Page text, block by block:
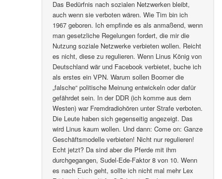
Das Bedürfnis nach sozialen Netzwerken bleibt,
auch wenn sie verboten wären. Wie Tim bin ich
1967 geboren. Ich empfinde es als anmaßend, wenn
man gesetzliche Regelungen fordert, die mir die
Nutzung soziale Netzwerke verbieten wollen. Reicht
es nicht, diese zu regulieren. Wenn Linus König von
Deutschland wär und Facebook verbietet, buche ich
als erstes ein VPN. Warum sollen Boomer die
„falsche“ politische Meinung entwickeln oder dafür
gefährdet sein. In der DDR (ich komme aus dem
Westen) war Fremdradiohören unter Strafe verboten.
Die Leute haben sich gegenseitig angezeigt. Das
wird Linus kaum wollen. Und dann: Come on: Ganze
Geschäftsmodelle verbieten! Nicht nur regulieren!
Echt jetzt? Da sind aber die Pferde mit ihm
durchgegangen, Sudel-Ede-Faktor 8 von 10. Wenn
es nach Euch geht, sollte ich nicht mal mehr Lex